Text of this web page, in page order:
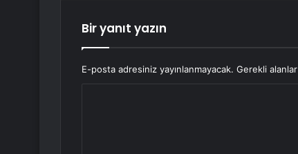
Bir yanıt yazın
E-posta adresiniz yayınlanmayacak. Gerekli alanlar